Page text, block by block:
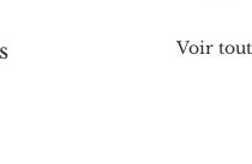
Voir tout